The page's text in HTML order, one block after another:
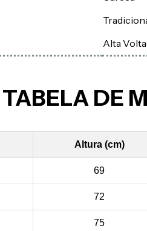
Alta
TABELA DE
Altura (cm)
69
72
75